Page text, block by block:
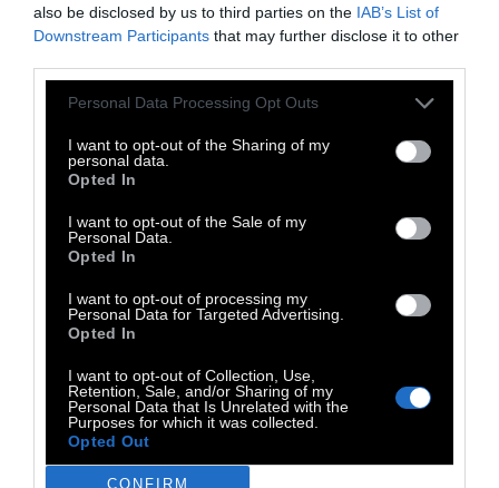
also be disclosed by us to third parties on the IAB’s List of
Downstream Participants that may further disclose it to other
Personal Data Processing Opt Outs
I want to opt-out of the Sharing of my
personal data.
Opted In
I want to opt-out of the Sale of my
Personal Data.
Opted In
I want to opt-out of processing my
Personal Data for Targeted Advertising.
Opted In
I want to opt-out of Collection, Use,
Retention, Sale, and/or Sharing of my
Personal Data that Is Unrelated with the
Purposes for which it was collected.
Opted Out
CONFIRM
αρχηγός, θα καθοριστεί απολύτως από το
ποιος θα είναι πρώτος, ποιος θα έχει τη
δύναμη. Εμείς θέλουμε να είναι ο πρόεδρος
του ΠΑΣΟΚ.
Στέλλα Γκαντώνα: Δεν είναι όμως… στη
φωτογραφία της στιγμής λέω εγώ…
Χάρης Δούκας: Στη φωτογραφία της
στιγμής… ξαναλέω, στις δημοσκοπήσεις
μπορεί να είσαι πρώτος, δεύτερος, τρίτος,
τέταρτος. Εγώ λέω ότι δεν πρέπει ούτε να
πανηγυρίζουμε, ούτε να δημιουργούμε
συνθήκες πανικού. Εμείς συνεχίζουμε και
κάνουμε τη δουλειά μας. Και αν την κάνουμε
σωστά, τότε στο τέλος… έχετε δει κι εσείς
τρομακτικές ανατροπές, βλέπετε ότι η Νέα